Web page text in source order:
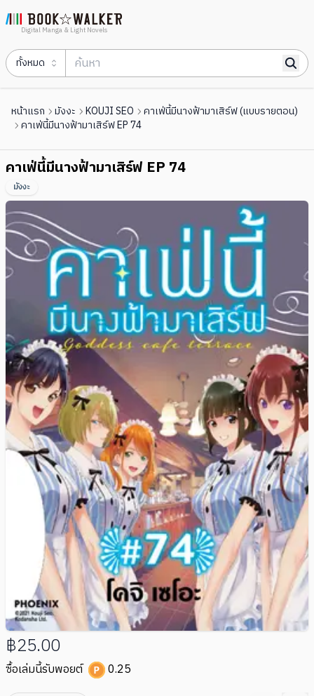
Digital Manga & Light Novels
ทั้งหมด
หน้าแรก มังงะ KOUJI SEO
คาเฟ่นี้มีนางฟ้ามาเสิร์ฟ (แบบรายตอน)
คาเฟ่นี้มีนางฟ้ามาเสิร์ฟ EP 74
คาเฟ่นี้มีนางฟ้ามาเสิร์ฟ EP 74
มังงะ
฿25.00
ซื้อเล่มนี้รับพอยต์ 0.25